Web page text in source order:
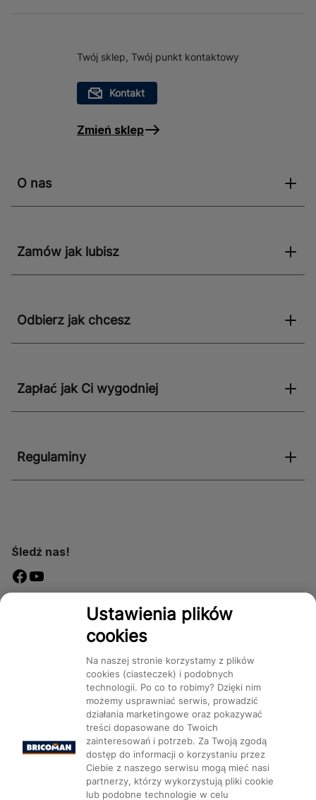
Twój sklep, Twój punkt kontaktowy
Kontakt
Zmień sklep
O nas
Zamów jak lubisz
Odbierz jak chcesz
Zapłać jak Ci wygodniej
Regulaminy
Śledź nas!
Dostępność
Kategorie Produkty Marki CMS
Ustawienia plików cookie
Ustawienia plików
cookies
Na naszej stronie korzystamy z plików
cookies (ciasteczek) i podobnych
technologii. Po co to robimy? Dzięki nim
możemy usprawniać serwis, prowadzić
działania marketingowe oraz pokazywać
treści dopasowane do Twoich
zainteresowań i potrzeb. Za Twoją zgodą
dostęp do informacji o korzystaniu przez
Ciebie z naszego serwisu mogą mieć nasi
partnerzy, którzy wykorzystują pliki cookie
lub podobne technologie w celu